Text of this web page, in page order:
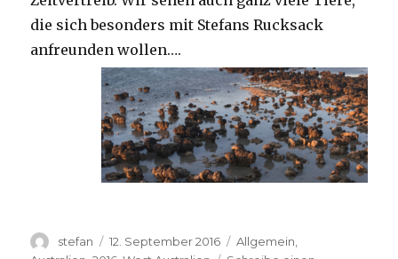
die sich besonders mit Stefans Rucksack
anfreunden wollen….
Autor
stefan
Veröffentlicht
12. September 2016 Kategorien
Allgemein